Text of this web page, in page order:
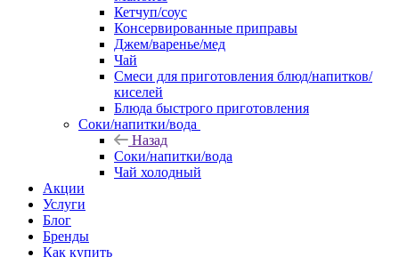
Кетчуп/соус
Консервированные приправы
Джем/варенье/мед
Чай
Смеси для приготовления блюд/напитков/
киселей
Блюда быстрого приготовления
Соки/напитки/вода
Назад
Соки/напитки/вода
Чай холодный
Акции
Услуги
Блог
Бренды
Как купить